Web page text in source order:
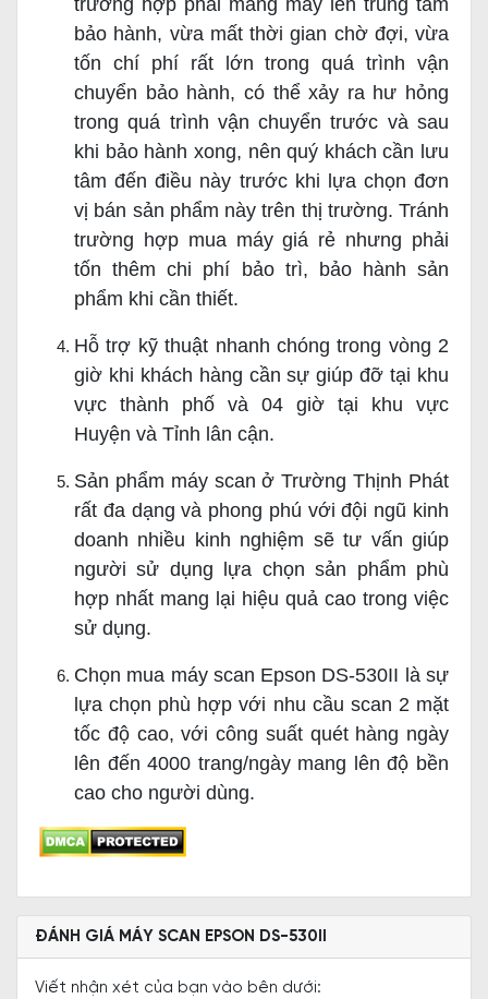
trường hợp phải mang máy lên trung tâm
bảo hành, vừa mất thời gian chờ đợi, vừa
tốn chí phí rất lớn trong quá trình vận
chuyển bảo hành, có thể xảy ra hư hỏng
trong quá trình vận chuyển trước và sau
khi bảo hành xong, nên quý khách cần lưu
tâm đến điều này trước khi lựa chọn đơn
vị bán sản phẩm này trên thị trường. Tránh
trường hợp mua máy giá rẻ nhưng phải
tốn thêm chi phí bảo trì, bảo hành sản
phẩm khi cần thiết.
Hỗ trợ kỹ thuật nhanh chóng trong vòng 2
giờ khi khách hàng cần sự giúp đỡ tại khu
vực thành phố và 04 giờ tại khu vực
Huyện và Tỉnh lân cận.
Sản phẩm máy scan ở Trường Thịnh Phát
rất đa dạng và phong phú với đội ngũ kinh
doanh nhiều kinh nghiệm sẽ tư vấn giúp
người sử dụng lựa chọn sản phẩm phù
hợp nhất mang lại hiệu quả cao trong việc
sử dụng.
Chọn mua máy scan Epson DS-530II là sự
lựa chọn phù hợp với nhu cầu scan 2 mặt
tốc độ cao, với công suất quét hàng ngày
lên đến 4000 trang/ngày mang lên độ bền
cao cho người dùng.
ĐÁNH GIÁ MÁY SCAN EPSON DS-530II
Viết nhận xét của bạn vào bên dưới: